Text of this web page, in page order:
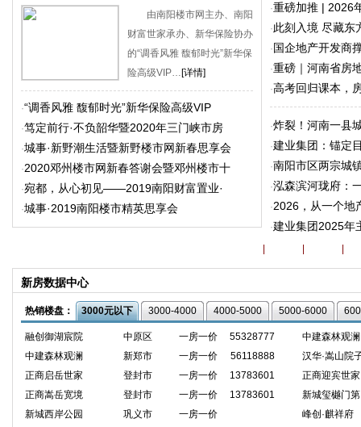
由南阳楼市网主办、南阳
财富世家承办、新华保险协办
的“调香风雅 馥郁时光”新华保
险高级VIP…[详情]
·“调香风雅 馥郁时光”新华保险高级VIP
·笃定前行·不负韶华暨2020年三门峡市房
·城事·新野潮生活暨新野楼市网新春思享会
·2020邓州楼市网新春答谢会暨邓州楼市十
·宛都，从心初见——2019南阳财富置业·
·城事·2019南阳楼市精英思享会
·重磅加推 | 2026
·此刻入境 尽藏东
·国企地产开发商
·重磅｜河南省房
·高考回归课本，
·炸裂！河南一县
·建业集团：锚定
·南阳市区两宗城
·泓森滨河珑府：
·2026，从一个地
·建业集团2025年
新房数据中心
热销楼盘： 3000元以下 3000-4000 4000-5000 5000-6000
融创御湖宸院 中原区 一房一价 55328777
中建森林观澜
中建森林观澜
新郑市 一房一价 56118888
汉华·嵩山院
正商启岳世家
登封市 一房一价 13783601
正商迎宾世家
正商嵩岳宽境
登封市 一房一价 13783601
新城玺樾门第
新城西岸公园
巩义市 一房一价
峰创·麒祥府